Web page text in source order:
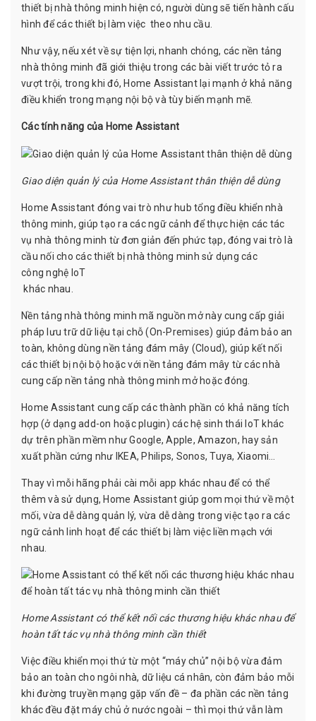
thiết bị nhà thông minh hiện có, người dùng sẽ tiến hành cấu
hình để các thiết bị làm việc theo nhu cầu.
Như vậy, nếu xét về sự tiện lợi, nhanh chóng, các nền tảng
nhà thông minh đã giới thiệu trong các bài viết trước tỏ ra
vượt trội, trong khi đó, Home Assistant lại mạnh ở khả năng
điều khiển trong mạng nội bộ và tùy biến mạnh mẽ.
Các tính năng của Home Assistant
Giao diện quản lý của Home Assistant thân thiện dễ dùng
Home Assistant đóng vai trò như hub tổng điều khiển nhà
thông minh, giúp tạo ra các ngữ cảnh để thực hiện các tác
vụ nhà thông minh từ đơn giản đến phức tạp, đóng vai trò là
cầu nối cho các thiết bị nhà thông minh sử dụng các
công nghệ IoT
khác nhau.
Nền tảng nhà thông minh mã nguồn mở này cung cấp giải
pháp lưu trữ dữ liệu tại chỗ (On-Premises) giúp đảm bảo an
toàn, không dùng nền tảng đám mây (Cloud), giúp kết nối
các thiết bị nội bộ hoặc với nền tảng đám mây từ các nhà
cung cấp nền tảng nhà thông minh mở hoặc đóng.
Home Assistant cung cấp các thành phần có khả năng tích
hợp (ở dạng add-on hoặc plugin) các hệ sinh thái IoT khác
dự trên phần mềm như Google, Apple, Amazon, hay sản
xuất phần cứng như IKEA, Philips, Sonos, Tuya, Xiaomi…
Thay vì mỗi hãng phải cài mỗi app khác nhau để có thể
thêm và sử dụng, Home Assistant giúp gom mọi thứ về một
mối, vừa dễ dàng quản lý, vừa dễ dàng trong việc tạo ra các
ngữ cảnh linh hoạt để các thiết bị làm việc liền mạch với
nhau.
Home Assistant có thể kết nối các thương hiệu khác nhau để
hoàn tất tác vụ nhà thông minh cần thiết
Việc điều khiển mọi thứ từ một “máy chủ” nội bộ vừa đảm
bảo an toàn cho ngôi nhà, dữ liệu cá nhân, còn đảm bảo mỗi
khi đường truyền mạng gặp vấn đề – đa phần các nền tảng
khác đều đặt máy chủ ở nước ngoài – thì mọi thứ vẫn làm